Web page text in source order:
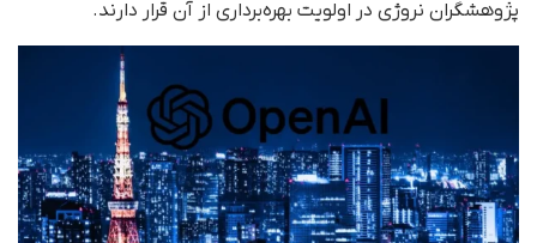
پژوهشگران نروژی در اولویت بهره‌برداری از آن قرار دارند.